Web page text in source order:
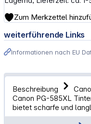
Zum Merkzettel
weiterführende Links
Informationen nach EU
Beschreibung
Canon PG-585XL
bietet scharfe und